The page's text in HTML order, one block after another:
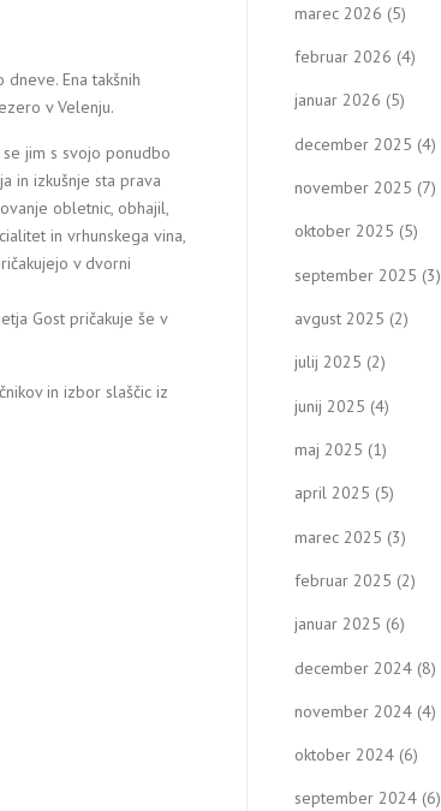
Ena takšnih
v Velenju.
jim s svojo ponudbo
in izkušnje sta prava
obletnic, obhajil,
in vrhunskega vina,
v dvorni
Gost pričakuje še v
in izbor slaščic iz
marec 2026 (5)
februar 2026 (4)
januar 2026 (5)
december 2025 (4)
november 2025 (7)
oktober 2025 (5)
september 2025 (3)
avgust 2025 (2)
julij 2025 (2)
junij 2025 (4)
maj 2025 (1)
april 2025 (5)
marec 2025 (3)
februar 2025 (2)
januar 2025 (6)
december 2024 (8)
november 2024 (4)
oktober 2024 (6)
september 2024 (6)